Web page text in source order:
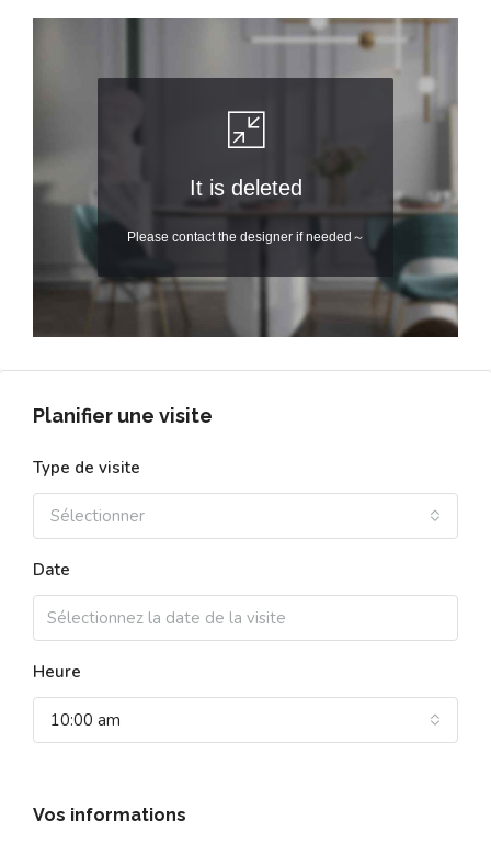
Planifier une visite
Type de visite
Sélectionner
Date
Heure
10:00 am
Vos informations